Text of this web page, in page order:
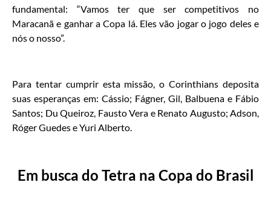
fundamental: “Vamos ter que ser competitivos no
Maracanã e ganhar a Copa lá. Eles vão jogar o jogo deles e
nós o nosso”.
Para tentar cumprir esta missão, o Corinthians deposita
suas esperanças em: Cássio; Fágner, Gil, Balbuena e Fábio
Santos; Du Queiroz, Fausto Vera e Renato Augusto; Adson,
Róger Guedes e Yuri Alberto.
Em busca do Tetra na Copa do Brasil